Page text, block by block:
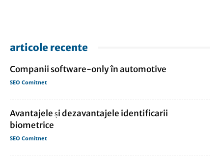
articole recente
Companii software-only în automotive
SEO Comitnet
Avantajele și dezavantajele identificarii
biometrice
SEO Comitnet